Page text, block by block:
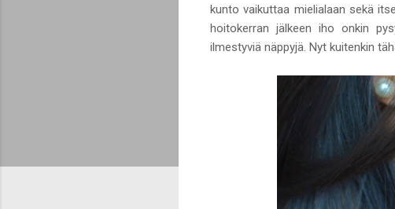
kunto vaikuttaa mielialaan sekä
hoitokerran jälkeen iho onkin
ilmestyviä näppyjä. Nyt kuitenkin